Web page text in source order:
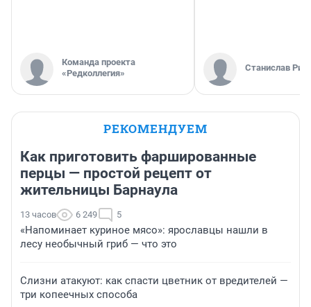
Команда проекта
«Редколлегия»
Станислав
РЕКОМЕНДУЕМ
Как приготовить фаршированные
перцы — простой рецепт от
жительницы Барнаула
13 часов 6 249 5
«Напоминает куриное мясо»: ярославцы нашли в
лесу необычный гриб — что это
Слизни атакуют: как спасти цветник от вредителей —
три копеечных способа